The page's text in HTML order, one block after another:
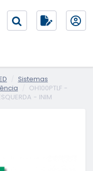
Sistemas
OH100PTLF -
- INIM